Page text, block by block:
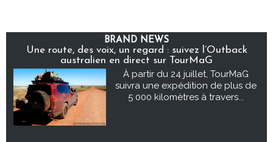
BRAND NEWS
Une route, des voix, un regard : suivez l’Outback
australien en direct sur TourMaG
À partir du 24 juillet, TourMaG
suivra une expédition de plus de
5 000 kilomètres à travers...